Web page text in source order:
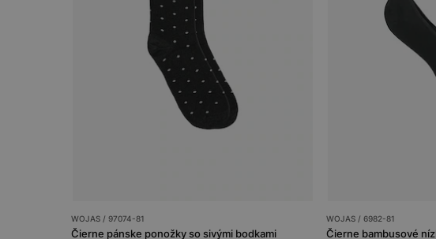
WOJAS / 97074-81
Čierne pánske ponožky so sivými bodkami
WOJAS / 6982-81